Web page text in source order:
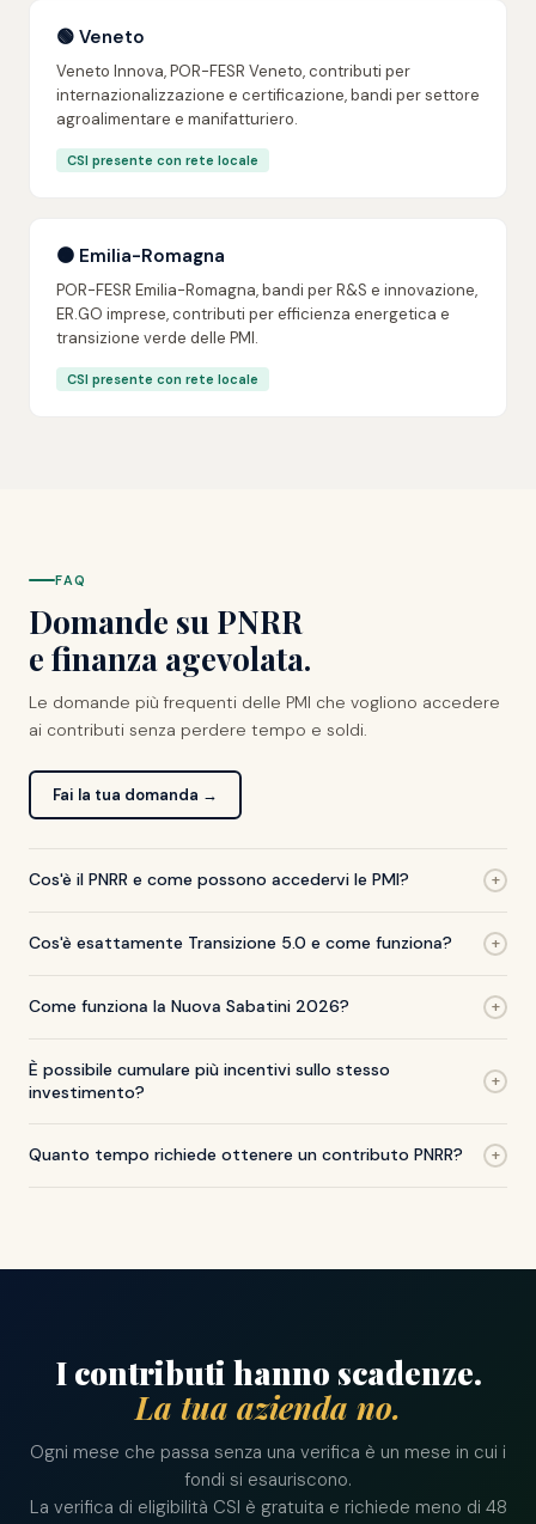
🟢 Veneto
Veneto Innova, POR-FESR Veneto, contributi per
internazionalizzazione e certificazione, bandi per settore
agroalimentare e manifatturiero.
CSI presente con rete locale
🟠 Emilia-Romagna
POR-FESR Emilia-Romagna, bandi per R&S e innovazione,
ER.GO imprese, contributi per efficienza energetica e
transizione verde delle PMI.
CSI presente con rete locale
FAQ
Domande su PNRR
e finanza agevolata.
Le domande più frequenti delle PMI che vogliono accedere
ai contributi senza perdere tempo e soldi.
Fai la tua domanda →
Cos'è il PNRR e come possono accedervi le PMI? +
Cos'è esattamente Transizione 5.0 e come funziona? +
Come funziona la Nuova Sabatini 2026? +
È possibile cumulare più incentivi sullo stesso
investimento?
+
Quanto tempo richiede ottenere un contributo PNRR? +
I contributi hanno scadenze.
La tua azienda no.
Ogni mese che passa senza una verifica è un mese in cui i
fondi si esauriscono.
La verifica di eligibilità CSI è gratuita e richiede meno di 48